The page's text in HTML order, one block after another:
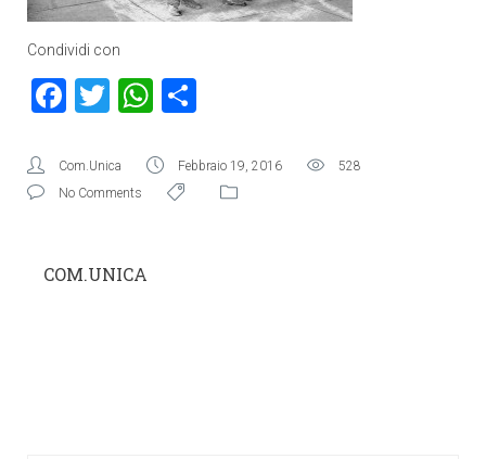
Condividi con
Facebook
TwitterWhatsApp
Com.Unica Febbraio 19, 2016
528
No Comments
COM.UNICA